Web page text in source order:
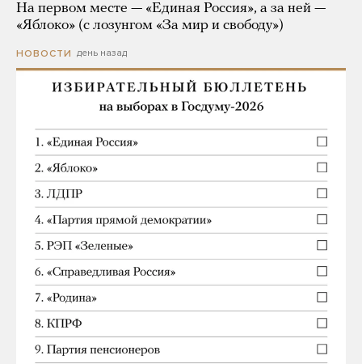
На первом месте — «Единая Россия», а за ней —
«Яблоко» (с лозунгом «За мир и свободу»)
НОВОСТИ день назад